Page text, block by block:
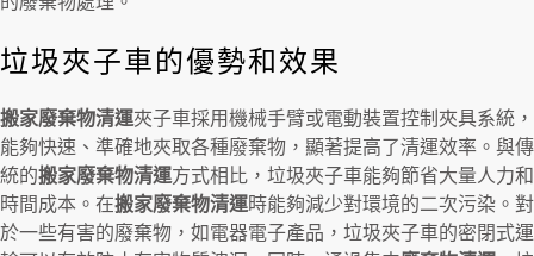
垃圾夾子車的優勢和效果
搬家廢棄物清運夾子車採用機械手臂或電動裝置控制夾具系統，
能夠快速、準確地夾取各種廢棄物，顯著提高了清運效率。與傳
統的搬家廢棄物清運方式相比，垃圾夾子車能夠節省大量人力和
時間成本。在搬家廢棄物清運時能夠減少對環境的二次污染。對
於一些有害的廢棄物，如電器電子產品，垃圾夾子車的密閉式運